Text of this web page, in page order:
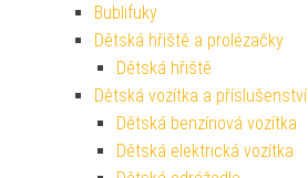
Bublifuky
Dětská hřiště a prolézačky
Dětská hřiště
Dětská vozítka a příslušenství
Dětská benzínová vozítka
Dětská elektrická vozítka